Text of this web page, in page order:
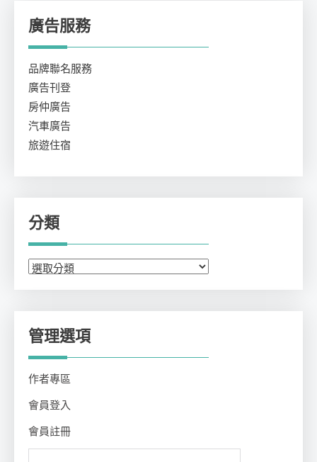
廣告服務
品牌聯名服務
廣告刊登
房仲廣告
汽車廣告
旅遊住宿
分類
分
管理選項
作者專區
會員登入
會員註冊